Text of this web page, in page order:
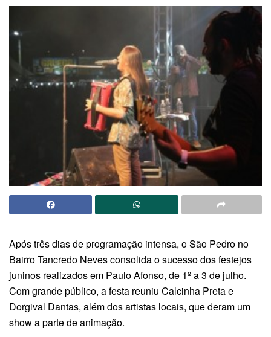
Após três dias de programação intensa, o São Pedro no
Bairro Tancredo Neves consolida o sucesso dos festejos
juninos realizados em Paulo Afonso, de 1º a 3 de julho.
Com grande público, a festa reuniu Calcinha Preta e
Dorgival Dantas, além dos artistas locais, que deram um
show a parte de animação.